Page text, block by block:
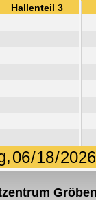
Hallenteil 3